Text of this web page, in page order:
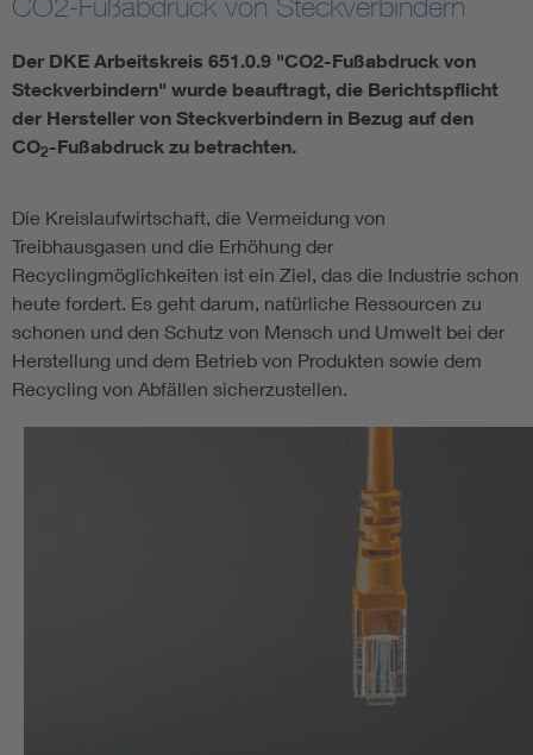
Smart Cities
DKE Fachinformationen im Kontext der Normung
Circular Economy für mehr Ressourceneffizienz
Cybersecurity in der Industrieautomatisierung
DIN VDE 0100 für sichere Elektroinstallationen
Der DKE Arbeitskreis 651.0.9 "CO2-Fußabdruck von
Steckverbindern" wurde beauftragt, die Berichtspflicht
der Hersteller von Steckverbindern in Bezug auf den
CO2-Fußabdruck zu betrachten.
Die Kreislaufwirtschaft, die Vermeidung von
Treibhausgasen und die Erhöhung der
Recyclingmöglichkeiten ist ein Ziel, das die Industrie schon
heute fordert. Es geht darum, natürliche Ressourcen zu
schonen und den Schutz von Mensch und Umwelt bei der
Herstellung und dem Betrieb von Produkten sowie dem
Recycling von Abfällen sicherzustellen.